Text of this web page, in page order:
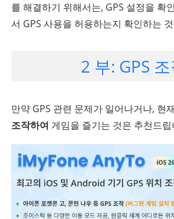
를 해결하기 위해서는, GPS 설정을 확
서 GPS 사용을 허용하는지 확인하는
2 부: GPS
만약 GPS 관련 문제가 일어나거나, 현
조작하여 게임을 즐기는 것은 추천드립